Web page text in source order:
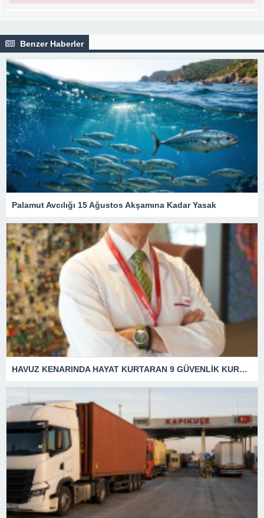
Benzer Haberler
Palamut Avcılığı 15 Ağustos Akşamına Kadar Yasak
HAVUZ KENARINDA HAYAT KURTARAN 9 GÜVENLİK KURALI